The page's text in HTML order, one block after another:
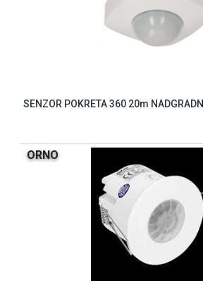
SENZOR POKRETA 360 20m NADGRADNI
ORNO